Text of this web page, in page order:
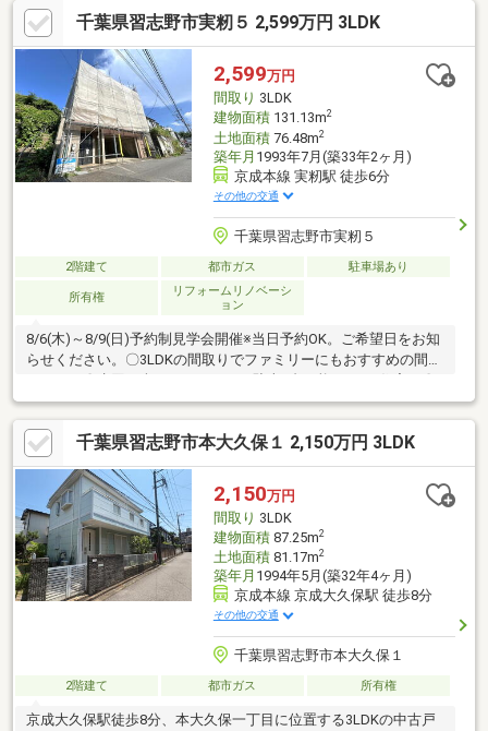
せます！・スーパーやドラックストアまで徒歩10分圏内！※本日
ご案内可能です！是非、この機会にお気軽にお越し下さい♪◆人
気エリアの閑静な住宅街！◆百聞は一見にしかず。家族の安心拠
点になる4LDK♪◆早朝や夜間のご案内にも対応致します！◆住宅
ローンのご相談もお気軽に♪
千葉県習志野市実籾５ 2,599万円 3LDK
2,599万円
間取り 3LDK
建物面積131.13m2
土地面積76.48m2
築年月 1993年7月(築33年2ヶ月)
京成本線 実籾駅 徒歩6分
その他の交通
千葉県習志野市実籾５
2階建て 都市ガス 駐車場あり
所有権
リフォームリノベーシ
ョン
8/6(木)～8/9(日)予約制見学会開催※当日予約OK。ご希望日をお知
らせください。〇3LDKの間取りでファミリーにもおすすめの間取
外装リフォーム・外壁屋根塗装・シロアリ防蟻工事〇内装リフォ
ーム・玄関鍵交換・床フローリング重ね張り・クッションフロア
張替・クロス張替え・照明器具交換・水回り交換(キッチン、ユニ
ットバス、洗面化粧台、トイレ)・火災報知機設置・ドアホン交
換・スイッチパネル交換・配電盤交換・エアコン配線etc…※本物
件は住宅ローン減税が適用されます。詳
千葉県習志野市本大久保１ 2,150万円 3LDK
2,150万円
間取り 3LDK
建物面積87.25m2
土地面積81.17m2
築年月 1994年5月(築32年4ヶ月)
京成本線 京成大久保駅 徒歩8分
その他の交通
千葉県習志野市本大久保１
2階建て 都市ガス 所有権
京成大久保駅徒歩8分、本大久保一丁目に位置する3LDKの中古戸